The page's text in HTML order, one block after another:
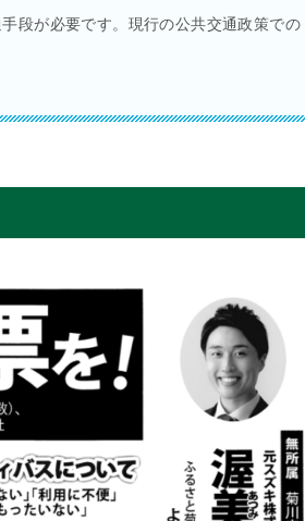
段が必要です。現行の公共交通政策での